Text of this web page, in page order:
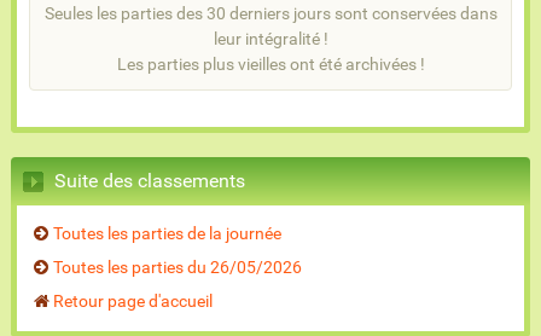
Seules les parties des 30 derniers jours sont conservées dans
leur intégralité !
Les parties plus vieilles ont été archivées !
Suite des classements
Toutes les parties de la journée
Toutes les parties du 26/05/2026
Retour page d'accueil